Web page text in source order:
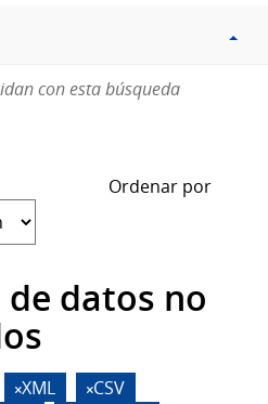
con esta búsqueda
Ordenar por
datos no
XML
CSV